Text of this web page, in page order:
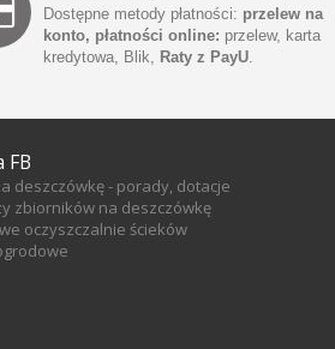
Dostępne metody płatności: przelew na
konto, płatności online: przelew, karta
kredytowa, Blik, Raty z PayU.
FB
deszczówkę - porady, dotacje
zbiorników na deszczówkę
oczyszczalnie ścieków